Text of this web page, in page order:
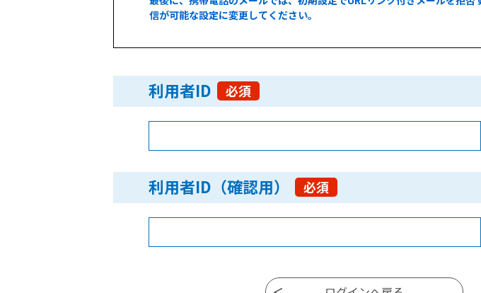
信が可能な設定に変更してください。
利用者ID 必須
利用者ID（確認用） 必須